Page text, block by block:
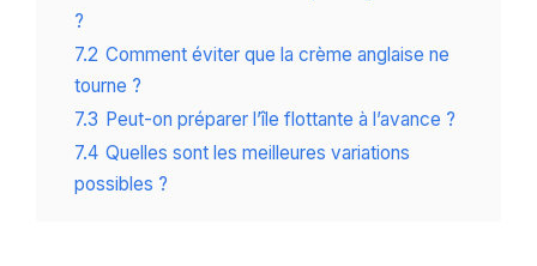
?
7.2 Comment éviter que la crème anglaise ne
tourne ?
7.3 Peut-on préparer l’île flottante à l’avance ?
7.4 Quelles sont les meilleures variations
possibles ?